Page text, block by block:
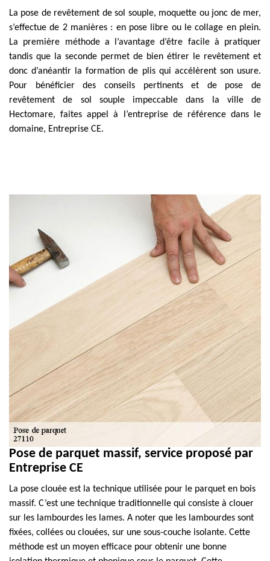
La pose de revêtement de sol souple, moquette ou jonc de mer,
s’effectue de 2 manières : en pose libre ou le collage en plein.
La première méthode a l’avantage d’être facile à pratiquer
tandis que la seconde permet de bien étirer le revêtement et
donc d’anéantir la formation de plis qui accélèrent son usure.
Pour bénéficier des conseils pertinents et de pose de
revêtement de sol souple impeccable dans la ville de
Hectomare, faites appel à l’entreprise de référence dans le
domaine, Entreprise CE.
Pose de parquet massif, service proposé par
Entreprise CE
La pose clouée est la technique utilisée pour le parquet en bois
massif. C’est une technique traditionnelle qui consiste à clouer
sur les lambourdes les lames. A noter que les lambourdes sont
fixées, collées ou clouées, sur une sous-couche isolante. Cette
méthode est un moyen efficace pour obtenir une bonne